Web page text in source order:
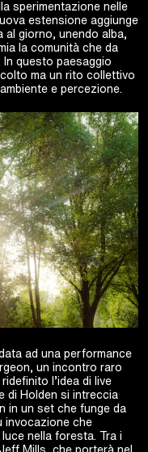
sperimentazione nelle
estensione aggiunge
al giorno, unendo alba,
la comunità che da
questo paesaggio
ma un rito collettivo
e percezione.
ad una performance
un incontro raro
l’idea di live
di Holden si intreccia
in un set che funge da
invocazione che
nella foresta. Tra i
Mills, che porterà nel